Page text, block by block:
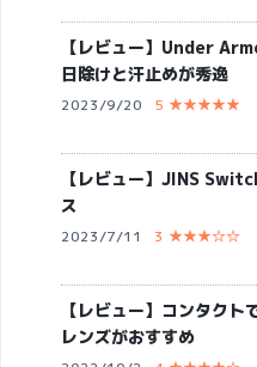
【レビュー】Under
日除けと汗止めが秀逸
2023/9/20 5 ★★★★★
【レビュー】JINS
ス
2023/7/11 3 ★★★☆☆
【レビュー】コンタク
レンズがおすすめ